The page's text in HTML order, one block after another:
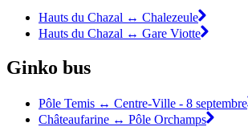
Hauts du Chazal ↔ Chalezeule
Hauts du Chazal ↔ Gare Viotte
Ginko bus
Pôle Temis ↔ Centre-Ville - 8 septembre
Châteaufarine ↔ Pôle Orchamps